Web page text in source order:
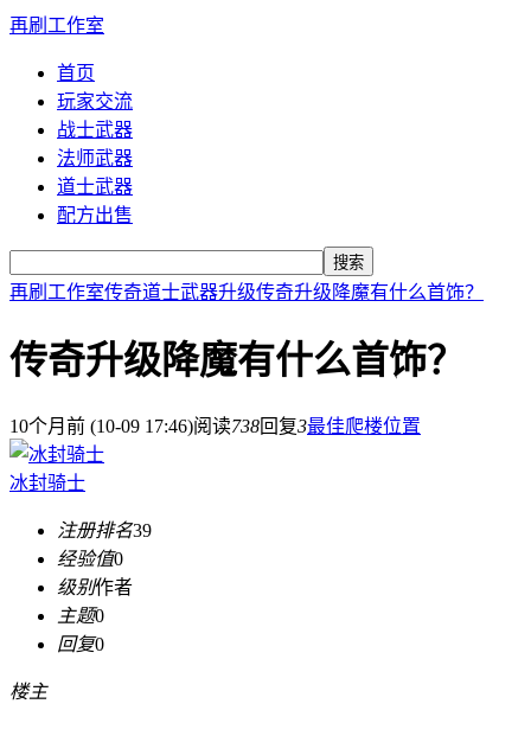
再刷工作室
首页
玩家交流
战士武器
法师武器
道士武器
配方出售
搜索
再刷工作室传奇道士武器升级传奇升级降魔有什么首饰？
传奇升级降魔有什么首饰？
10个月前 (10-09 17:46)阅读738回复3最佳爬楼位置
冰封骑士
注册排名39
经验值0
级别作者
主题0
回复0
楼主